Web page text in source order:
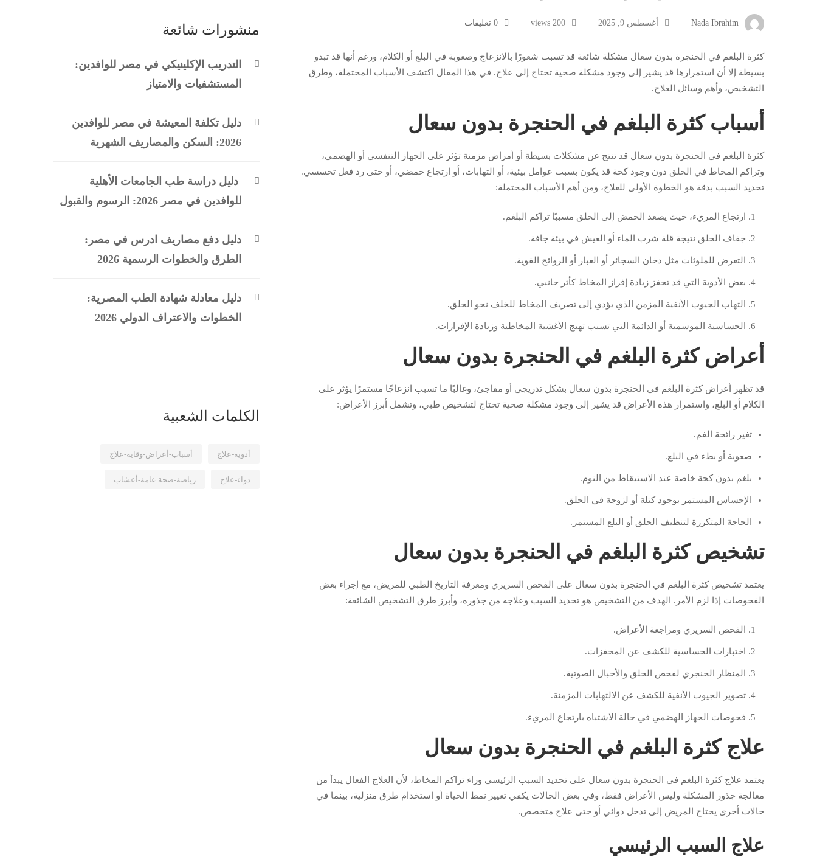
أغسطس 9, 2025 200 views 0 تعليقات
كثرة البلغم في الحنجرة بدون سعال مشكلة شائعة قد تسبب شعورًا بالانزعاج وصعوبة في البلع أو الكلام، ورغم أنها قد تبدو
بسيطة إلا أن استمرارها قد يشير إلى وجود مشكلة صحية تحتاج إلى علاج. في هذا المقال اكتشف الأسباب المحتملة، وطرق
التشخيص، وأهم وسائل العلاج.
أسباب كثرة البلغم في الحنجرة بدون سعال
كثرة البلغم في الحنجرة بدون سعال قد تنتج عن مشكلات بسيطة أو أمراض مزمنة تؤثر على الجهاز التنفسي أو الهضمي،
وتراكم المخاط في الحلق دون وجود كحة قد يكون بسبب عوامل بيئية، أو التهابات، أو ارتجاع حمضي، أو حتى رد فعل تحسسي.
تحديد السبب بدقة هو الخطوة الأولى للعلاج، ومن أهم الأسباب المحتملة:
ارتجاع المريء، حيث يصعد الحمض إلى الحلق مسببًا تراكم البلغم.
جفاف الحلق نتيجة قلة شرب الماء أو العيش في بيئة جافة.
التعرض للملوثات مثل دخان السجائر أو الغبار أو الروائح القوية.
بعض الأدوية التي قد تحفز زيادة إفراز المخاط كأثر جانبي.
التهاب الجيوب الأنفية المزمن الذي يؤدي إلى تصريف المخاط للخلف نحو الحلق.
الحساسية الموسمية أو الدائمة التي تسبب تهيج الأغشية المخاطية وزيادة الإفرازات.
أعراض كثرة البلغم في الحنجرة بدون سعال
قد تظهر أعراض كثرة البلغم في الحنجرة بدون سعال بشكل تدريجي أو مفاجئ، وغالبًا ما تسبب انزعاجًا مستمرًا يؤثر على
الكلام أو البلع، واستمرار هذه الأعراض قد يشير إلى وجود مشكلة صحية تحتاج لتشخيص طبي، وتشمل أبرز الأعراض:
تغير رائحة الفم.
صعوبة أو بطء في البلع.
بلغم بدون كحة خاصة عند الاستيقاظ من النوم.
الإحساس المستمر بوجود كتلة أو لزوجة في الحلق.
الحاجة المتكررة لتنظيف الحلق أو البلع المستمر.
تشخيص كثرة البلغم في الحنجرة بدون سعال
يعتمد تشخيص كثرة البلغم في الحنجرة بدون سعال على الفحص السريري ومعرفة التاريخ الطبي للمريض، مع إجراء بعض
الفحوصات إذا لزم الأمر. الهدف من التشخيص هو تحديد السبب وعلاجه من جذوره، وأبرز طرق التشخيص الشائعة:
الفحص السريري ومراجعة الأعراض.
اختبارات الحساسية للكشف عن المحفزات.
المنظار الحنجري لفحص الحلق والأحبال الصوتية.
تصوير الجيوب الأنفية للكشف عن الالتهابات المزمنة.
فحوصات الجهاز الهضمي في حالة الاشتباه بارتجاع المريء.
علاج كثرة البلغم في الحنجرة بدون سعال
يعتمد علاج كثرة البلغم في الحنجرة بدون سعال على تحديد السبب الرئيسي وراء تراكم المخاط، لأن العلاج الفعال يبدأ من
معالجة جذور المشكلة وليس الأعراض فقط، وفي بعض الحالات يكفي تغيير نمط الحياة أو استخدام طرق منزلية، بينما في
حالات أخرى يحتاج المريض إلى تدخل دوائي أو حتى علاج متخصص.
علاج السبب الرئيسي
منشورات شائعة
التدريب الإكلينيكي في مصر للوافدين:
المستشفيات والامتياز
دليل تكلفة المعيشة في مصر للوافدين
2026: السكن والمصاريف الشهرية
دليل دراسة طب الجامعات الأهلية
للوافدين في مصر 2026: الرسوم والقبول
دليل دفع مصاريف ادرس في مصر:
الطرق والخطوات الرسمية 2026
دليل معادلة شهادة الطب المصرية:
الخطوات والاعتراف الدولي 2026
الكلمات الشعبية
أدوية-علاج أسباب-أعراض-وقاية-علاج
دواء-علاج رياضة-صحة عامة-أعشاب